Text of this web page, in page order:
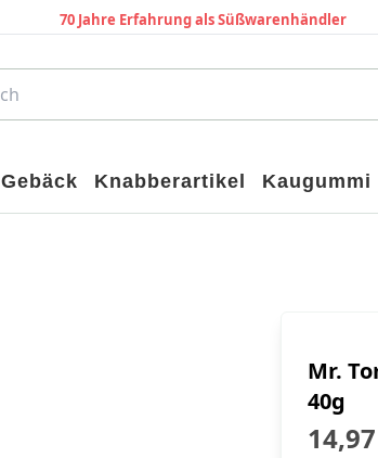
70 Jahre Erfahrung als Süßwarenhändler
Gebäck Knabberartikel Kaugummi
Mr.
40g